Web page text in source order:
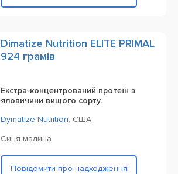
Dimatize Nutrition ELITE PRIMAL
924 грамів
Екстра-концентрований протеїн з
яловичини вищого сорту.
Dymatize Nutrition, США
Синя малина
Повідомити про надходження